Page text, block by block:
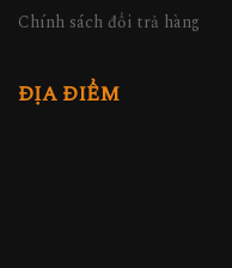
Chính sách đổi trả hàng
ĐỊA ĐIỂM